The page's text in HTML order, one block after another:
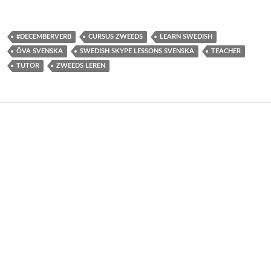
#DECEMBERVERB CURSUS ZWEEDS LEARN SWEDISH
ÖVA SVENSKA SWEDISH SKYPE LESSONS SVENSKA TEACHER
TUTOR ZWEEDS LEREN